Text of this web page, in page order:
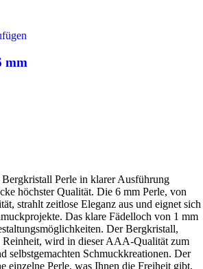
mm
Perle in klarer Ausführung
höchster Qualität. Die 6 mm Perle, von
strahlt zeitlose Eleganz aus und eignet sich
Das klare Fädelloch von 1 mm
Der Bergkristall,
wird in dieser AAA-Qualität zum
selbstgemachten Schmuckkreationen. Der
einzelne Perle, was Ihnen die Freiheit gibt,